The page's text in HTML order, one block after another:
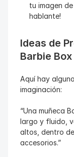
tu imagen
hablante!
Ideas de
Barbie Box
Aquí hay
imaginación:
“Una muñeca
largo y fluido,
altos, dentro
accesorios.”